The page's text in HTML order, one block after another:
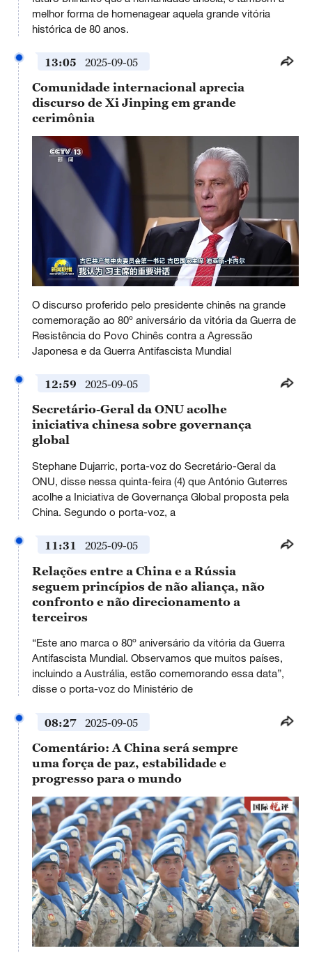
melhor forma de homenagear aquela grande vitória
histórica de 80 anos.
13:05 2025-09-05
Comunidade internacional aprecia
discurso de Xi Jinping em grande
cerimônia
a
modal
window.
No compatible source was found for this media.
O discurso proferido pelo presidente chinês na grande
comemoração ao 80º aniversário da vitória da Guerra de
Resistência do Povo Chinês contra a Agressão
Japonesa e da Guerra Antifascista Mundial
12:59 2025-09-05
Secretário-Geral da ONU acolhe
iniciativa chinesa sobre governança
global
Stephane Dujarric, porta-voz do Secretário-Geral da
ONU, disse nessa quinta-feira (4) que António Guterres
acolhe a Iniciativa de Governança Global proposta pela
China. Segundo o porta-voz, a
11:31 2025-09-05
Relações entre a China e a Rússia
seguem princípios de não aliança, não
confronto e não direcionamento a
terceiros
“Este ano marca o 80º aniversário da vitória da Guerra
Antifascista Mundial. Observamos que muitos países,
incluindo a Austrália, estão comemorando essa data”,
disse o porta-voz do Ministério de
08:27 2025-09-05
Comentário: A China será sempre
uma força de paz, estabilidade e
progresso para o mundo